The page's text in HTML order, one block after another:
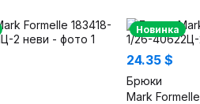
Новинка
24.35 $
Брюки
Mark Formelle